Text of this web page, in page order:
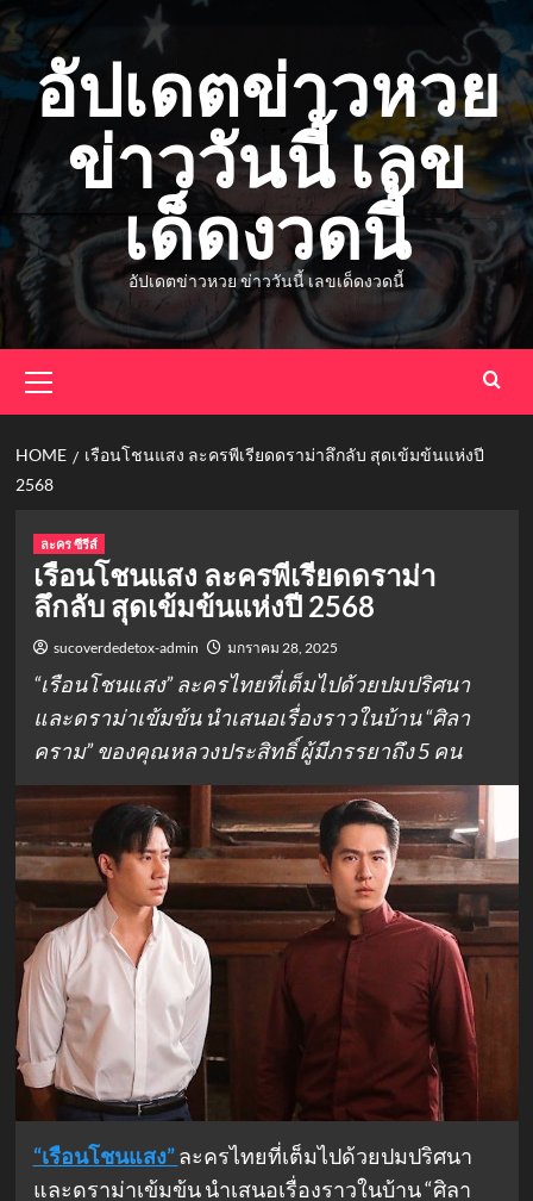
Skip
to
contentอัปเดตข่าวหวย
ข่าววันนี้ เลข
เด็ดงวดนี้
อัปเดตข่าวหวย ข่าววันนี้ เลขเด็ดงวดนี้
Menu
HOME
เรือนโชนแสง ละครพีเรียดดราม่าลึกลับ สุดเข้มข้นแห่งปี
2568
ละคร ซีรีส์
เรือนโชนแสง ละครพีเรียดดราม่า
ลึกลับ สุดเข้มข้นแห่งปี 2568
sucoverdedetox-admin มกราคม 28, 2025
“เรือนโชนแสง” ละครไทยที่เต็มไปด้วยปมปริศนา
และดราม่าเข้มข้น นำเสนอเรื่องราวในบ้าน “ศิลา
คราม” ของคุณหลวงประสิทธิ์ ผู้มีภรรยาถึง 5 คน
“เรือนโชนแสง”ละครไทยที่เต็มไปด้วยปมปริศนา
และดราม่าเข้มข้น นำเสนอเรื่องราวในบ้าน “ศิลา